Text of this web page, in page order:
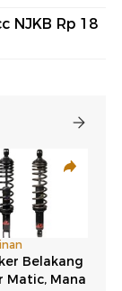
NJKB Rp 18